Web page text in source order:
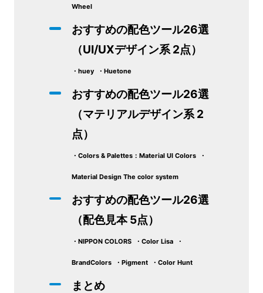
Wheel
おすすめの配色ツール26選
（UI/UXデザイン系 2点）
・huey ・Huetone
おすすめの配色ツール26選
（マテリアルデザイン系 2
点）
・Colors & Palettes：Material UI Colors ・
Material Design The color system
おすすめの配色ツール26選
（配色見本 5点）
・NIPPON COLORS ・Color Lisa ・
BrandColors ・Pigment ・Color Hunt
まとめ